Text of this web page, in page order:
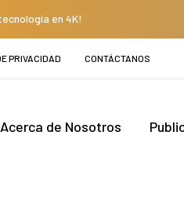
en 4K!
PRIVACIDAD CONTÁCTANOS
Acerca de Nosotros